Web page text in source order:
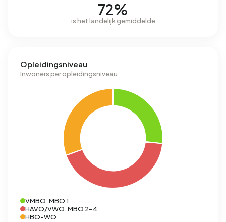
72%
is het landelijk gemiddelde
Opleidingsniveau
Inwoners per opleidingsniveau
VMBO, MBO 1
HAVO/VWO, MBO 2-4
HBO-WO